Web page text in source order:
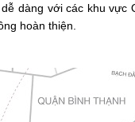
dàng với các khu
hoàn thiện.